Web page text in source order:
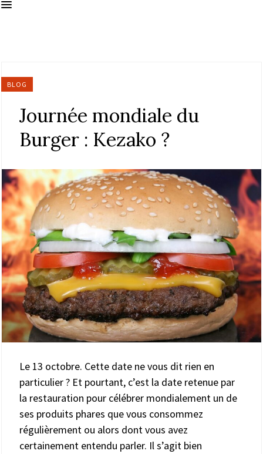
BLOG
Journée mondiale du
Burger : Kezako ?
Le 13 octobre. Cette date ne vous dit rien en
particulier ? Et pourtant, c’est la date retenue par
la restauration pour célébrer mondialement un de
ses produits phares que vous consommez
régulièrement ou alors dont vous avez
certainement entendu parler. Il s’agit bien